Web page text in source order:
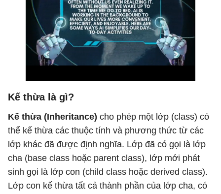
Kế thừa là gì?
Kế thừa (Inheritance) cho phép một lớp (class) có
thể kế thừa các thuộc tính và phương thức từ các
lớp khác đã được định nghĩa. Lớp đã có gọi là lớp
cha (base class hoặc parent class), lớp mới phát
sinh gọi là lớp con (child class hoặc derived class).
Lớp con kế thừa tất cả thành phần của lớp cha, có